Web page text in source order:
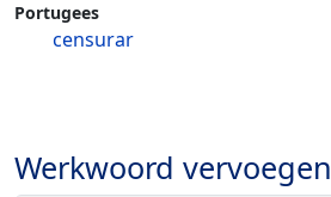
Portugees
censurar
Werkwoord vervoegen